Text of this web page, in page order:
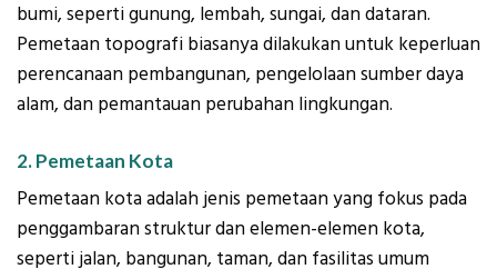
bumi, seperti gunung, lembah, sungai, dan dataran.
Pemetaan topografi biasanya dilakukan untuk keperluan
perencanaan pembangunan, pengelolaan sumber daya
alam, dan pemantauan perubahan lingkungan.
2. Pemetaan Kota
Pemetaan kota adalah jenis pemetaan yang fokus pada
penggambaran struktur dan elemen-elemen kota,
seperti jalan, bangunan, taman, dan fasilitas umum